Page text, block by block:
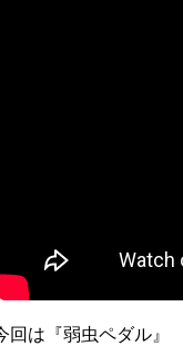
回は『弱虫ペダル』